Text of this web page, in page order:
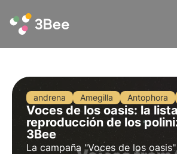
andrena Amegilla Antophora
Voces de los oasis: la
reproducción de los
3Bee
La campaña "Voces de los